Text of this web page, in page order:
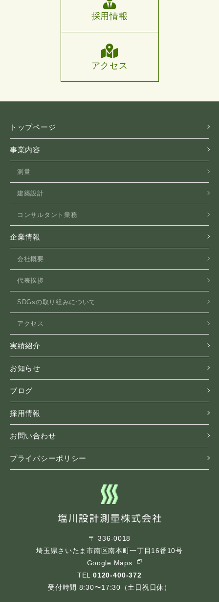
採用情報
アクセス
トップページ
事業内容
測量
建築設計
コンサルタント業務
企業情報
会社概要
代表挨拶
SDGsの取り組みについて
アクセス
実績紹介
お知らせ
ブログ
採用情報
お問い合わせ
プライバシーポリシー
〒 336-0018
埼玉県さいたま市南区南本町一丁目16番10号
Google Maps
TEL 0120-400-372
受付時間 8:30〜17:30（土日祝日休）